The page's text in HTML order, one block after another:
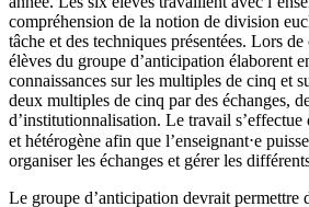
compréhension de la notion de division
tâche et des techniques présentées. Lors
élèves du groupe d’anticipation élaborent
connaissances sur les multiples de cinq et
deux multiples de cinq par des échanges,
d’institutionnalisation. Le travail s’effectue
et hétérogène afin que l’enseignant⋅e
organiser les échanges et gérer les
Le groupe d’anticipation devrait permettre